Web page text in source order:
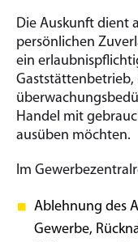
Die Auskunft dient
persönlichen
ein
Gaststättenbetrieb,
Handel mit
ausüben möchten.
Im
Ablehnung des
Gewerbe,